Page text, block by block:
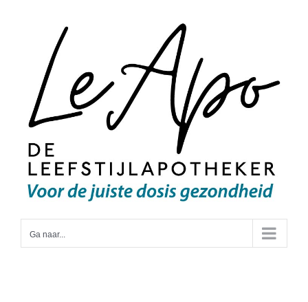
Ga naar...